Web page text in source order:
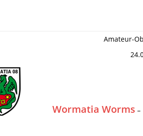
Amateur-
Wormatia Worms –